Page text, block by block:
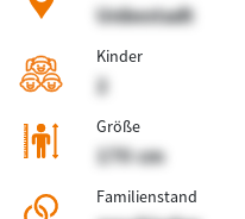
Unbestadt
Kinder
2
Größe
170 cm
Familienstand